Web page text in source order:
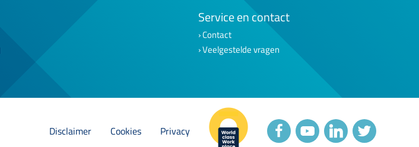
Service en contact
Contact
Veelgestelde vragen
Disclaimer Cookies Privacy